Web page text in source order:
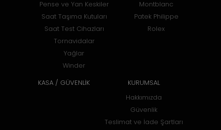
Pense ve Yan Keskiler
Saat Taşıma Kutuları
Saat Test Cihazları
Tornavidalar
Yağlar
Winder
Montblanc
Patek Philippe
Rolex
KASA / GÜVENLİK KURUMSAL
Hakkımızda
Güvenlik
Teslimat ve İade Şartları